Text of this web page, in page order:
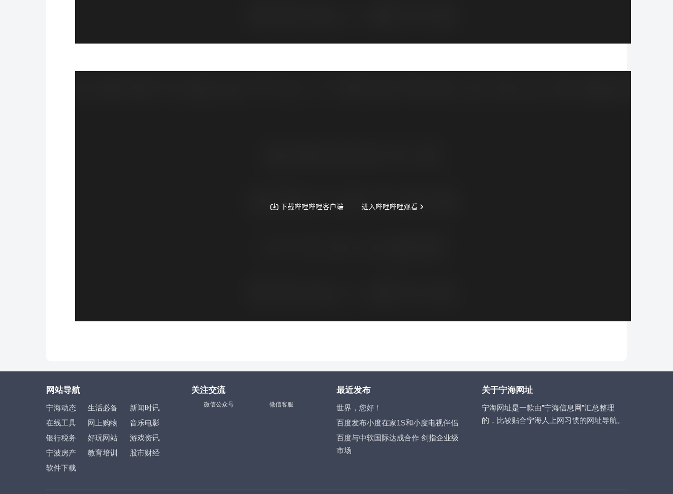
网站导航
宁海动态 生活必备
新闻时讯
在线工具
网上购物
音乐电影
银行税务
好玩网站
游戏资讯
宁波房产
教育培训
股市财经
软件下载
关注交流
微信公众号 微信客服
最近发布
世界，您好！
百度发布小度在家1S和小度电视伴侣
百度与中软国际达成合作 剑指企业级
市场
关于宁海网址
宁海网址是一款由”宁海信息网”汇总整理
的，比较贴合宁海人上网习惯的网址导航。